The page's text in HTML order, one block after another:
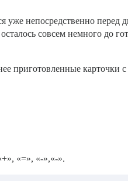
уже непосредственно перед
совсем немного до
приготовленные карточки
«=», «-»,«-».